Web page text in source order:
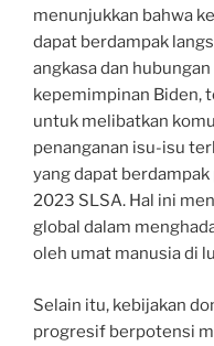
menunjukkan bahwa
dapat berdampak
angkasa dan
kepemimpinan Biden,
untuk melibatkan
penanganan isu-isu
yang dapat
2023 SLSA. Hal ini
global dalam
oleh umat manusia di
Selain itu, kebijakan
progresif berpotensi